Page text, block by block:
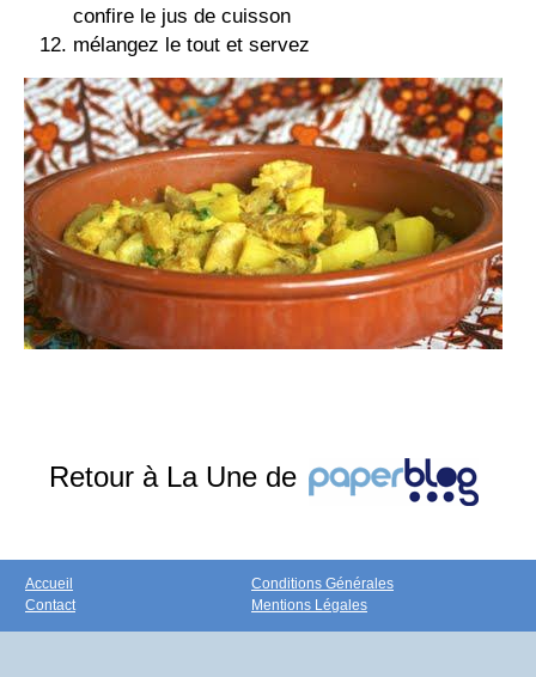
confire le jus de cuisson
mélangez le tout et servez
Retour à La Une de
Accueil
Contact
Conditions Générales
Mentions Légales